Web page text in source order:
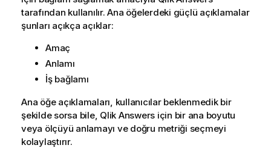
tarafından kullanılır. Ana öğelerdeki güçlü açıklamalar
şunları açıkça açıklar:
Amaç
Anlamı
İş bağlamı
Ana öğe açıklamaları, kullanıcılar beklenmedik bir
şekilde sorsa bile, Qlik Answers için bir ana boyutu
veya ölçüyü anlamayı ve doğru metriği seçmeyi
kolaylaştırır.